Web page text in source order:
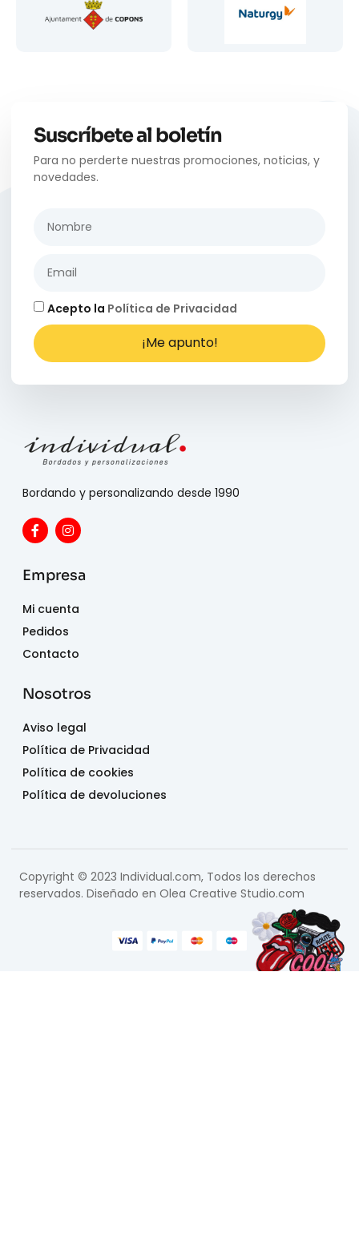
Suscríbete al boletín
Para no perderte nuestras promociones, noticias, y
novedades.
Acepto la Política de Privacidad
¡Me apunto!
Bordando y personalizando desde 1990
Empresa
Mi cuenta
Pedidos
Contacto
Nosotros
Aviso legal
Política de Privacidad
Política de cookies
Política de devoluciones
Copyright © 2023 Individual.com, Todos los derechos
reservados. Diseñado en Olea Creative Studio.com